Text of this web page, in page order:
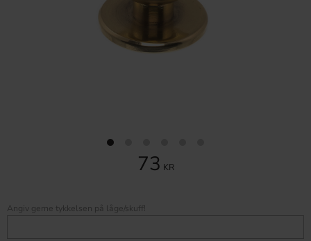
73 KR
Angiv gerne tykkelsen på låge/skuff!